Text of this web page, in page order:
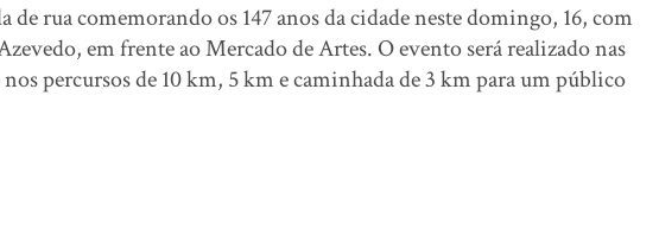
de rua comemorando os 147 anos da cidade neste domingo, 16, com
em frente ao Mercado de Artes. O evento será realizado nas
percursos de 10 km, 5 km e caminhada de 3 km para um público